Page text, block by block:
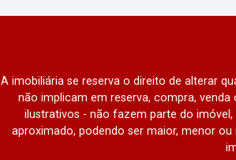
Resort Gourmet, Sports Lounge, entre
outros, perfeitos para reunir amigos e
família. Áreas Verdes e de
A imobiliária se reserva o direito de alterar
não implicam em reserva, compra,
ilustrativos - não fazem parte do
aproximado, podendo ser maior, menor